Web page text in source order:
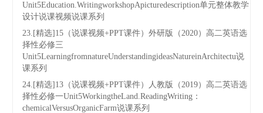
Unit5Education.WritingworkshopApicturedescription单元整体教学
设计说课视频说课系列
23.[精选]15（说课视频+PPT课件）外研版（2020）高二英语选
择性必修三
Unit5LearningfromnatureUnderstandingideasNatureinArchitectu说
课系列
24.[精选]13（说课视频+PPT课件）人教版（2019）高二英语选
择性必修一Unit5WorkingtheLand.ReadingWriting：
chemicalVersusOrganicFarm说课系列